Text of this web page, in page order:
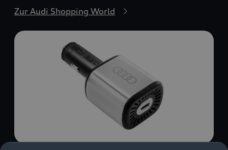
Zur Audi Shopping World